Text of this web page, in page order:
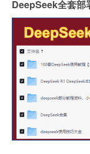
DeepSeek全套部